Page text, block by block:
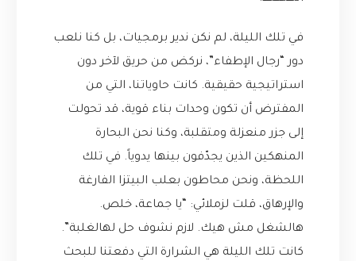
في تلك الليلة، لم نكن ندير برمجيات، بل كنا نلعب
دور “رجال الإطفاء”، نركض من حريق لآخر دون
استراتيجية حقيقية. كانت حاوياتنا، التي من
المفترض أن تكون وحدات بناء قوية، قد تحولت
إلى جزر منعزلة ومتقلبة، وكنا نحن البحارة
المنهكين الذين يجدّفون بينها يدوياً. في تلك
اللحظة، ونحن محاطون بعلب البيتزا الفارغة
والإرهاق، قلت لزملائي: “يا جماعة، خلص.
هالشغل مش هيك. لازم نشوف حل لهالغلبة”.
كانت تلك الليلة هي الشرارة التي دفعتنا للبحث